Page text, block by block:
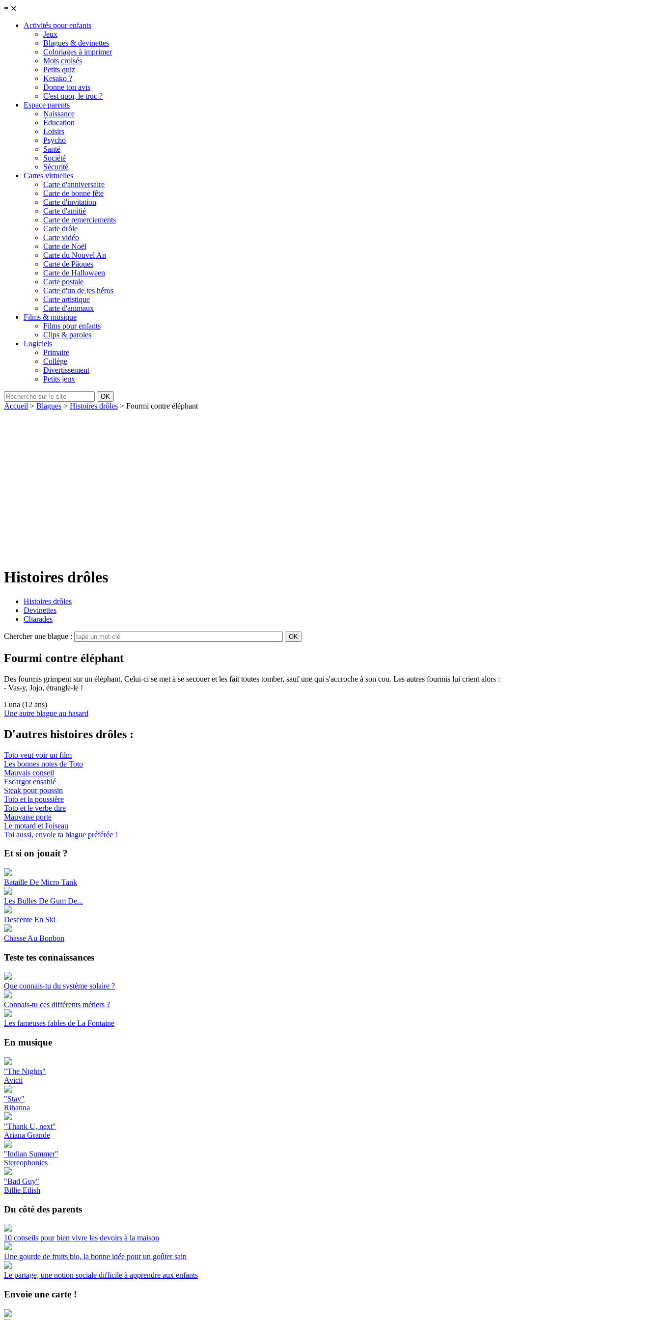
≡ ✕
Activités pour enfants
Jeux
Blagues & devinettes
Coloriages à imprimer
Mots croisés
Petits quiz
Kesako ?
Donne ton avis
C'est quoi, le truc ?
Espace parents
Naissance
Éducation
Loisirs
Psycho
Santé
Société
Sécurité
Cartes virtuelles
Carte d'anniversaire
Carte de bonne fête
Carte d'invitation
Carte d'amitié
Carte de remerciements
Carte drôle
Carte vidéo
Carte de Noël
Carte du Nouvel An
Carte de Pâques
Carte de Halloween
Carte postale
Carte d'un de tes héros
Carte artistique
Carte d'animaux
Films & musique
Films pour enfants
Clips & paroles
Logiciels
Primaire
Collège
Divertissement
Petits jeux
Accueil > Blagues > Histoires drôles > Fourmi contre éléphant
Histoires drôles
Histoires drôles
Devinettes
Charades
Chercher une blague :
Fourmi contre éléphant
Des fourmis grimpent sur un éléphant. Celui-ci se met à se secouer et les fait toutes tomber, sauf une qui s'accroche à son cou. Les autres fourmis lui crient alors :
- Vas-y, Jojo, étrangle-le !
Luna (12 ans)
Une autre blague au hasard
D'autres histoires drôles :
Toto veut voir un film
Les bonnes notes de Toto
Mauvais conseil
Escargot ensablé
Steak pour poussin
Toto et la poussière
Toto et le verbe dire
Mauvaise porte
Le motard et l'oiseau
Toi aussi, envoie ta blague préférée !
Et si on jouait ?
Bataille De Micro Tank
Les Bulles De Gum De...
Descente En Ski
Chasse Au Bonbon
Teste tes connaissances
Que connais-tu du système solaire ?
Connais-tu ces différents métiers ?
Les fameuses fables de La Fontaine
En musique
"The Nights"
Avicii
"Stay"
Rihanna
"Thank U, next"
Ariana Grande
"Indian Summer"
Stereophonics
"Bad Guy"
Billie Eilish
Du côté des parents
10 conseils pour bien vivre les devoirs à la maison
Une gourde de fruits bio, la bonne idée pour un goûter sain
Le partage, une notion sociale difficile à apprendre aux enfants
Envoie une carte !